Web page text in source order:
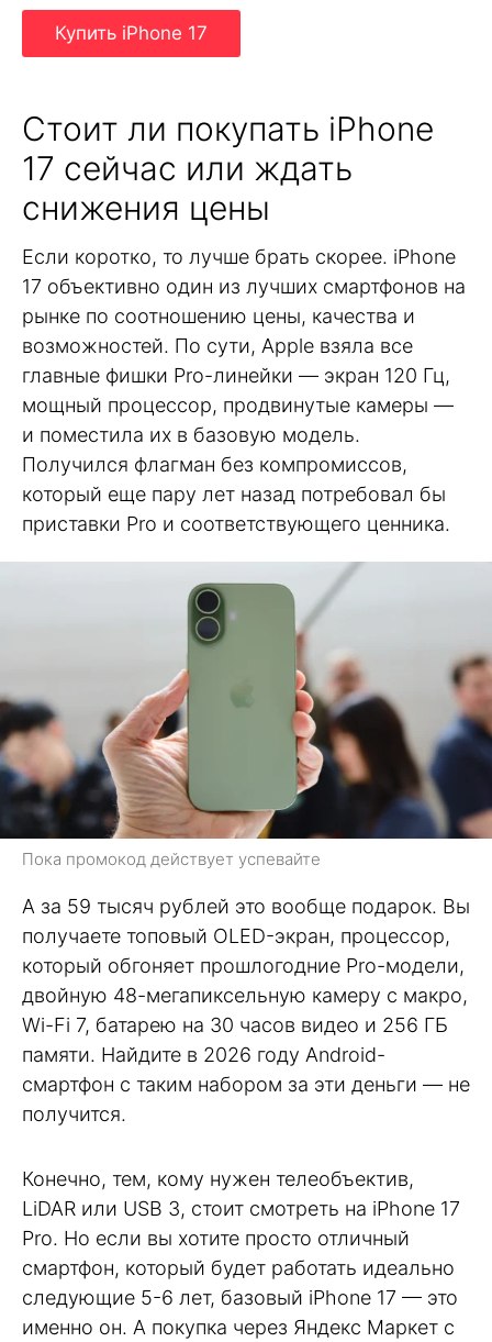
Купить iPhone 17
Стоит ли покупать iPhone
17 сейчас или ждать
снижения цены
Если коротко, то лучше брать скорее. iPhone
17 объективно один из лучших смартфонов на
рынке по соотношению цены, качества и
возможностей. По сути, Apple взяла все
главные фишки Pro-линейки — экран 120 Гц,
мощный процессор, продвинутые камеры —
и поместила их в базовую модель.
Получился флагман без компромиссов,
который еще пару лет назад потребовал бы
приставки Pro и соответствующего ценника.
Пока промокод действует успевайте
А за 59 тысяч рублей это вообще подарок. Вы
получаете топовый OLED-экран, процессор,
который обгоняет прошлогодние Pro-модели,
двойную 48-мегапиксельную камеру с макро,
Wi-Fi 7, батарею на 30 часов видео и 256 ГБ
памяти. Найдите в 2026 году Android-
смартфон с таким набором за эти деньги — не
получится.
Конечно, тем, кому нужен телеобъектив,
LiDAR или USB 3, стоит смотреть на iPhone 17
Pro. Но если вы хотите просто отличный
смартфон, который будет работать идеально
следующие 5-6 лет, базовый iPhone 17 — это
именно он. А покупка через Яндекс Маркет с